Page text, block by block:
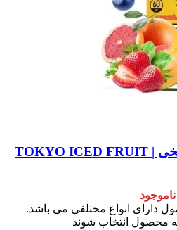
جویس توکیو بمب میوه یخی | TOKYO ICED FRUIT
ناموجود
دارای انواع مختلفی می باشد.
محصول انتخاب شوند